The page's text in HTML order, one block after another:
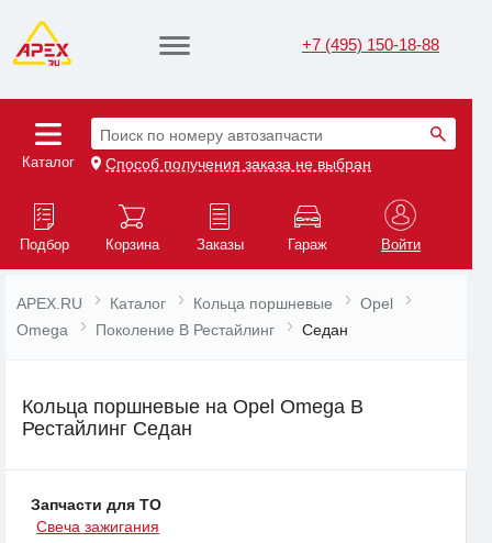
+7 (495) 150-18-88
Каталог
Поиск по номеру автозапчасти
Способ получения заказа не выбран
Подбор Корзина Заказы Гараж Войти
APEX.RU Каталог Кольца поршневые
Opel
Omega
Поколение B Рестайлинг Седан
Кольца поршневые на Opel Omega B
Рестайлинг Седан
Запчасти для ТО
Свеча зажигания